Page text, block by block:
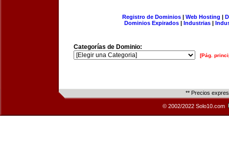
Registro de Dominios| Web Hosting |
Dominios Expirados | Industrias |
Categorías de Dominio:
[Pág.
** Precios
© 2002/2022 Solo10.com